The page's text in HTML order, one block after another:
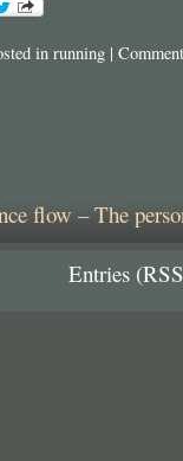
in running |
flow – The
Entries